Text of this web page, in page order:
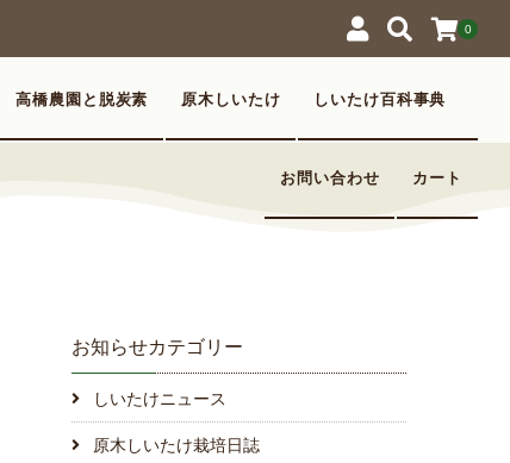
0
高橋農園と脱炭素 原木しいたけ しいたけ百科事典
お問い合わせ カート
お知らせカテゴリー
しいたけニュース
原木しいたけ栽培日誌